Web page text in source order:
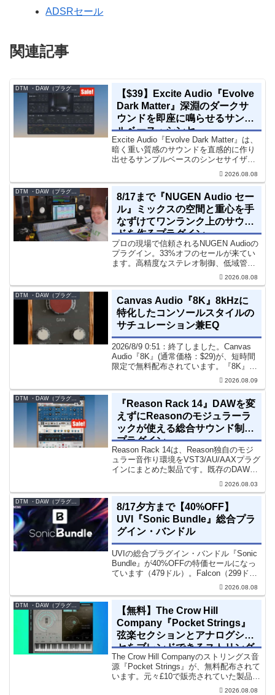
ADSRセール
関連記事
DTM ・DAW（プラグイン、シンセなど）のセール情報
【$39】Excite Audio『Evolve
Dark Matter』深淵のダークサ
ウンドを即座に鳴らせるサンプ
ルベース・シンセ
Excite Audio『Evolve Dark Matter』は、
暗く重い質感のサウンドを直感的に作り
出せるサンプルベースのシンセサイザー
です。ダークD&Bやアトモスフェリッ
ク・テクノ、シネマティック作品に適し
2026.08.08
DTM ・DAW（プラグイン、シンセなど）のセール情報
8/17まで『NUGEN Audio セー
ル』ミックスの空間と重心を手
なずけてワンランク上のサウン
ドを作るプラグイン
プロの現場で信頼されるNUGEN Audioの
プラグイン。33%オフのセールが来てい
ます。高精度なステレオ制御、低域管
理、リバーブツールが揃っています。モ
ノラル再生でも崩さずにミックス全体の
ます。現在、全...
2026.08.08
Canvas Audio『8K』8kHzに
特化したコンソールスタイルの
サチュレーション兼EQ
2026/8/9 0:51：終了しました。Canvas
Audio『8K』(通常価格：$29)が、短時間
限定で無料配布されています。『8K』
は、手軽に高域の存在感とアナログ的な
2026.08.09
『Reason Rack 14』DAWを変
えずにReasonのモジュラーラ
ックが使える総合サウンド制作
プラグイン
Reason Rack 14は、Reason独自のモジ
ュラー音作り環境をVST3/AU/AAXプラグ
インにまとめた製品です。既存のDAWを
乗り換えることなく、68種類のシンセや
エフェクト、CV配線をそのままトラック
に追加できます。通常199...
2026.08.03
DTM ・DAW（プラグイン、シンセなど）のセール情報
8/17夕方まで【40%OFF】
UVI『Sonic Bundle』総合プラ
グイン・バンドル
UVIの総合プラグイン・バンドル『Sonic
Bundle』が40%OFFの特価セールになっ
ています（479ドル）。Falcon（299ド
ル）も入っています。UVI Sonic Bundle
Sale - 40% OFF＊セール終了予定日：...
2026.08.08
【無料】The Crow Hill
Company『Pocket Strings』
弦楽セクションとアナログシン
セをブレンドできるストリング
ス音源プラグイン
The Crow Hill Companyのストリングス音
源『Pocket Strings』が、無料配布されて
います。元々£10で販売されていた製品で
す。『Pocket Strings』についてPocket
2026.08.08